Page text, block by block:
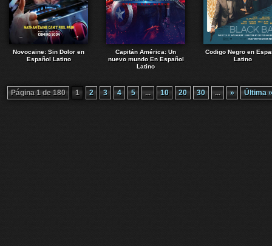
Novocaine: Sin Dolor en
Español Latino
Capitán América: Un
nuevo mundo En Español
Latino
Codigo Negro en
Latino
Página 1 de 180 1 2 3 4 5 ... 10 20 30 ... » Última »